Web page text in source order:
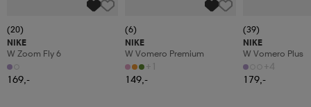
(20)
NIKE
W Zoom Fly 6
169,-
(6)
NIKE
W Vomero Premium
+1
149,-
(39)
NIKE
W Vomero Plus
+4
179,-